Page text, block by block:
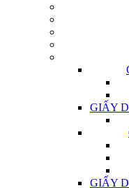
GIẤY
GIẤY